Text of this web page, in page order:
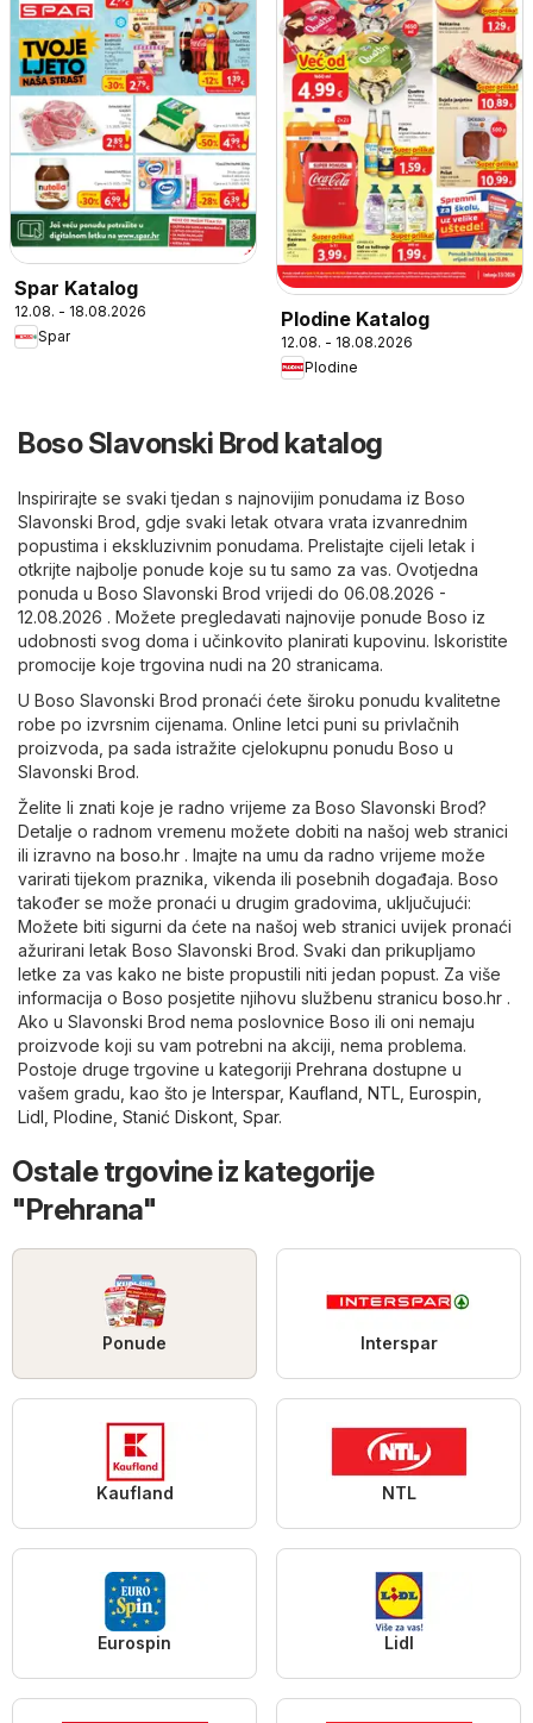
Spar Katalog
12.08. - 18.08.2026
Spar
Plodine Katalog
12.08. - 18.08.2026
Plodine
Boso Slavonski Brod katalog
Inspirirajte se svaki tjedan s najnovijim ponudama iz Boso
Slavonski Brod, gdje svaki letak otvara vrata izvanrednim
popustima i ekskluzivnim ponudama. Prelistajte cijeli letak i
otkrijte najbolje ponude koje su tu samo za vas. Ovotjedna
ponuda u Boso Slavonski Brod vrijedi do 06.08.2026 -
12.08.2026 . Možete pregledavati najnovije ponude Boso iz
udobnosti svog doma i učinkovito planirati kupovinu. Iskoristite
promocije koje trgovina nudi na 20 stranicama.
U Boso Slavonski Brod pronaći ćete široku ponudu kvalitetne
robe po izvrsnim cijenama. Online letci puni su privlačnih
proizvoda, pa sada istražite cjelokupnu ponudu Boso u
Slavonski Brod.
Želite li znati koje je radno vrijeme za Boso Slavonski Brod?
Detalje o radnom vremenu možete dobiti na našoj web stranici
ili izravno na boso.hr . Imajte na umu da radno vrijeme može
varirati tijekom praznika, vikenda ili posebnih događaja. Boso
također se može pronaći u drugim gradovima, uključujući:
Možete biti sigurni da ćete na našoj web stranici uvijek pronaći
ažurirani letak Boso Slavonski Brod. Svaki dan prikupljamo
letke za vas kako ne biste propustili niti jedan popust. Za više
informacija o Boso posjetite njihovu službenu stranicu boso.hr .
Ako u Slavonski Brod nema poslovnice Boso ili oni nemaju
proizvode koji su vam potrebni na akciji, nema problema.
Postoje druge trgovine u kategoriji Prehrana dostupne u
vašem gradu, kao što je Interspar, Kaufland NTL Eurospin
Lidl Plodine Stanić Diskont Spar.
Ostale trgovine iz kategorije
"Prehrana"
Ponude Interspar
Kaufland NTL
Eurospin Lidl